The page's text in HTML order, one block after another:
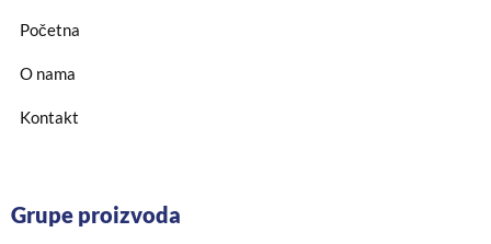
Početna
O nama
Kontakt
Grupe proizvoda